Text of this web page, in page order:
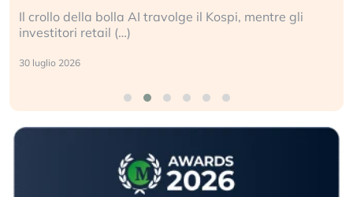
gli
La ricchezza mondiale cresce, ma è
sganciata dall’economia reale. (…)